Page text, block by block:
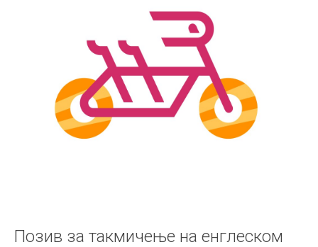
Позив за такмичење на енглеском